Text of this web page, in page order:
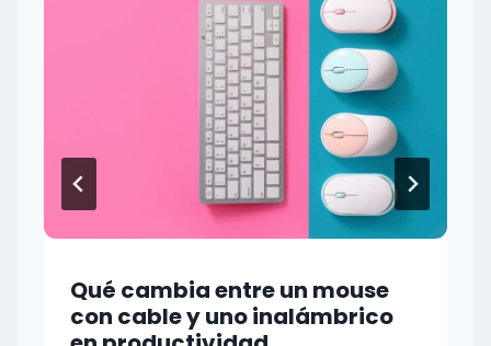
Qué cambia entre un mouse
con cable y uno inalámbrico